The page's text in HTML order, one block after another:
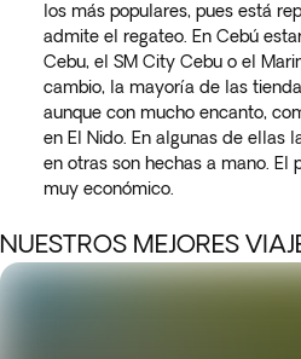
los más populares, pues está
admite el regateo. En Cebú
Cebu, el SM City Cebu o el
cambio, la mayoría de las
aunque con mucho encanto,
en El Nido. En algunas de ellas
en otras son hechas a mano. El
muy económico.
NUESTROS MEJORES